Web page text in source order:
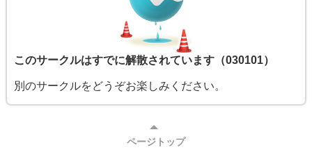
このサークルはすでに解散されています（030101）
別のサークルをどうぞお楽しみください。
ページトップ